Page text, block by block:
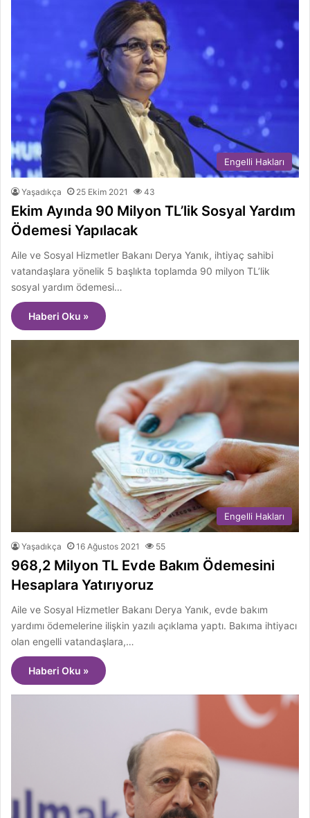
Engelli Hakları
Yaşadıkça 25 Ekim 2021 43
Ekim Ayında 90 Milyon TL’lik Sosyal Yardım
Ödemesi Yapılacak
Aile ve Sosyal Hizmetler Bakanı Derya Yanık, ihtiyaç sahibi
vatandaşlara yönelik 5 başlıkta toplamda 90 milyon TL’lik
sosyal yardım ödemesi…
Haberi Oku »
Engelli Hakları
Yaşadıkça 16 Ağustos 2021 55
968,2 Milyon TL Evde Bakım Ödemesini
Hesaplara Yatırıyoruz
Aile ve Sosyal Hizmetler Bakanı Derya Yanık, evde bakım
yardımı ödemelerine ilişkin yazılı açıklama yaptı. Bakıma ihtiyacı
olan engelli vatandaşlara,…
Haberi Oku »